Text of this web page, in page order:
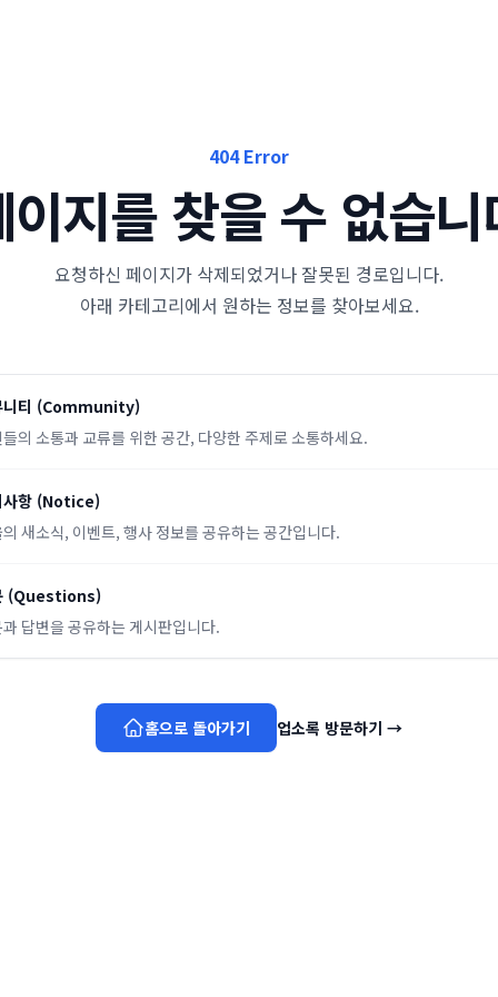
404 Error
이지를 찾을 수 없습
요청하신 페이지가 삭제되었거나 잘못된 경로입니다.
아래 카테고리에서 원하는 정보를 찾아보세요.
티 (Community)
의 소통과 교류를 위한 공간, 다양한 주제로 소통하세요.
항 (Notice)
의 새소식, 이벤트, 행사 정보를 공유하는 공간입니다.
(Questions)
답변을 공유하는 게시판입니다.
홈으로 돌아가기 업소록 방문하기 →